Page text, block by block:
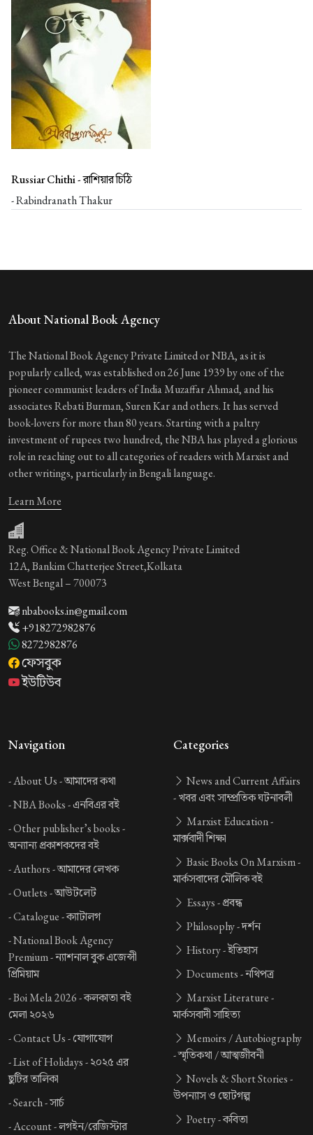
Russiar Chithi -রাশিয়ার চিঠি
- Rabindranath Thakur
About National Book Agency
The National Book Agency Private Limited or NBA, as it is
popularly called, was established on 26 June 1939 by one of the
pioneer communist leaders of India Muzaffar Ahmad, and his
associates Rebati Burman, Suren Kar and others. It has served
book-lovers for more than 80 years. Starting with a paltry
investment of rupees two hundred, the NBA has played a glorious
role in reaching out to all categories of readers with Marxist and
other writings, particularly in Bengali language.
Learn More
Reg. Office & National Book Agency Private Limited
12A, Bankim Chatterjee Street,Kolkata
West Bengal – 700073
nbabooks.in@gmail.com
+918272982876
8272982876
ফেসবুক
ইউটিউব
Navigation
-About Us -আমাদের কথা
-NBA Books -এনবিএর বই
-Other publisher’s books -
অন্যান্য প্রকাশকদের বই
-Authors -আমাদের লেখক
-Outlets -আউটলেট
-Catalogue -ক্যাটালগ
-National Book Agency
Premium -ন্যাশনাল বুক এজেন্সী
প্রিমিয়াম
-Boi Mela 2026 -কলকাতা বই
মেলা ২০২৬
-Contact Us -যোগাযোগ
-List of Holidays -২০২৫ এর
ছুটির তালিকা
-Search -সার্চ
-Account -লগইন/রেজিস্টার
Categories
News and Current Affairs
-খবর এবং সাম্প্রতিক ঘটনাবলী
Marxist Education -
মার্ক্সবাদী শিক্ষা
Basic Books On Marxism -
মার্কসবাদের মৌলিক বই
Essays -প্রবন্ধ
Philosophy -দর্শন
History -ইতিহাস
Documents -নথিপত্র
Marxist Literature -
মার্কসবাদী সাহিত্য
Memoirs / Autobiography
-স্মৃতিকথা / আত্মজীবনী
Novels & Short Stories -
উপন্যাস ও ছোটগল্প
Poetry -কবিতা